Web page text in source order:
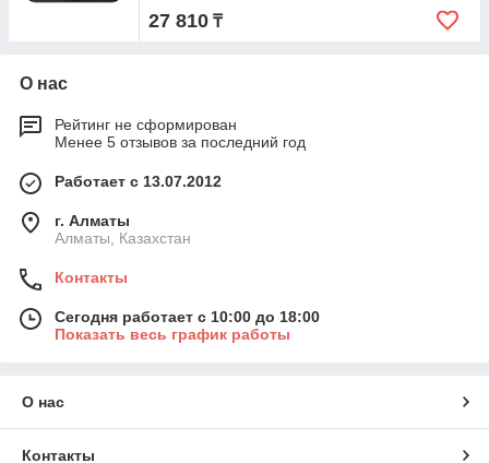
27 810 ₸
О нас
Рейтинг не сформирован
Менее 5 отзывов за последний год
Работает с 13.07.2012
г. Алматы
Алматы, Казахстан
Контакты
Сегодня работает с 10:00 до 18:00
Показать весь график работы
О нас
Контакты